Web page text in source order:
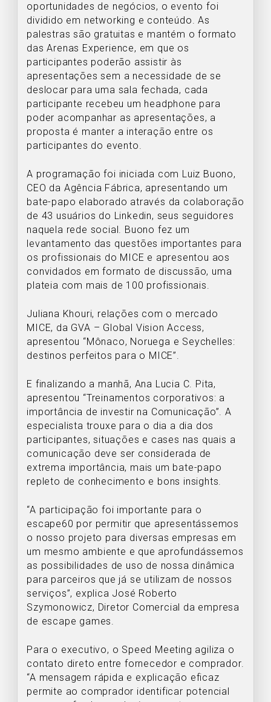
oportunidades de negócios, o evento foi
dividido em networking e conteúdo. As
palestras são gratuitas e mantém o formato
das Arenas Experience, em que os
participantes poderão assistir às
apresentações sem a necessidade de se
deslocar para uma sala fechada, cada
participante recebeu um headphone para
poder acompanhar as apresentações, a
proposta é manter a interação entre os
participantes do evento.
A programação foi iniciada com Luiz Buono,
CEO da Agência Fábrica, apresentando um
bate-papo elaborado através da colaboração
de 43 usuários do Linkedin, seus seguidores
naquela rede social. Buono fez um
levantamento das questões importantes para
os profissionais do MICE e apresentou aos
convidados em formato de discussão, uma
plateia com mais de 100 profissionais.
Juliana Khouri, relações com o mercado
MICE, da GVA – Global Vision Access,
apresentou “Mônaco, Noruega e Seychelles:
destinos perfeitos para o MICE”.
E finalizando a manhã, Ana Lucia C. Pita,
apresentou “Treinamentos corporativos: a
importância de investir na Comunicação”. A
especialista trouxe para o dia a dia dos
participantes, situações e cases nas quais a
comunicação deve ser considerada de
extrema importância, mais um bate-papo
repleto de conhecimento e bons insights.
“A participação foi importante para o
escape60 por permitir que apresentássemos
o nosso projeto para diversas empresas em
um mesmo ambiente e que aprofundássemos
as possibilidades de uso de nossa dinâmica
para parceiros que já se utilizam de nossos
serviços”, explica José Roberto
Szymonowicz, Diretor Comercial da empresa
de escape games.
Para o executivo, o Speed Meeting agiliza o
contato direto entre fornecedor e comprador.
“A mensagem rápida e explicação eficaz
permite ao comprador identificar potencial